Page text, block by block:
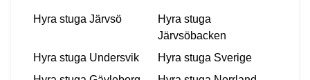
Hyra stuga Järvsö
Hyra stuga
Järvsöbacken
Hyra stuga Undersvik Hyra stuga Sverige